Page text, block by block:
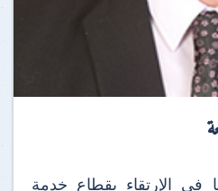
فى الإرتقاء بقطاع خدمة